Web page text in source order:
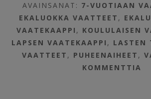
AVAINSANAT: 7-VUOTIAAN
EKALUOKKA VAATTEET ,
VAATEKAAPPI , KOULULAISEN
LAPSEN VAATEKAAPPI , LASTEN
VAATTEET , PUHEENAIHEET ,
KOMMENTTIA